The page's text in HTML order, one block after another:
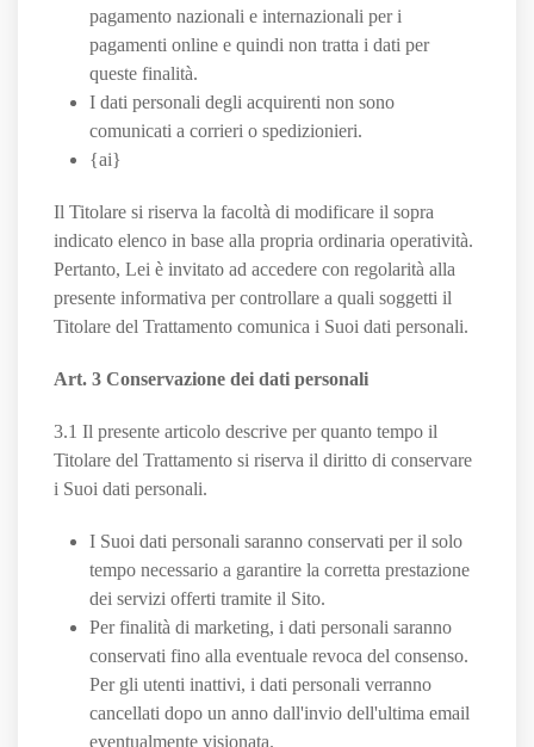
pagamento nazionali e internazionali per i
pagamenti online e quindi non tratta i dati per
queste finalità.
I dati personali degli acquirenti non sono
comunicati a corrieri o spedizionieri.
{ai}
Il Titolare si riserva la facoltà di modificare il sopra
indicato elenco in base alla propria ordinaria operatività.
Pertanto, Lei è invitato ad accedere con regolarità alla
presente informativa per controllare a quali soggetti il
Titolare del Trattamento comunica i Suoi dati personali.
Art. 3 Conservazione dei dati personali
3.1 Il presente articolo descrive per quanto tempo il
Titolare del Trattamento si riserva il diritto di conservare
i Suoi dati personali.
I Suoi dati personali saranno conservati per il solo
tempo necessario a garantire la corretta prestazione
dei servizi offerti tramite il Sito.
Per finalità di marketing, i dati personali saranno
conservati fino alla eventuale revoca del consenso.
Per gli utenti inattivi, i dati personali verranno
cancellati dopo un anno dall'invio dell'ultima email
eventualmente visionata.